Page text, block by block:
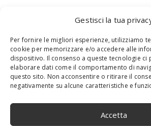
Gestisci la tua
Per fornire le migliori esperienze, utilizziamo
cookie per memorizzare e/o accedere alle
dispositivo. Il consenso a queste tecnologie ci
elaborare dati come il comportamento di
questo sito. Non acconsentire o ritirare il
negativamente su alcune caratteristiche e
Accetta